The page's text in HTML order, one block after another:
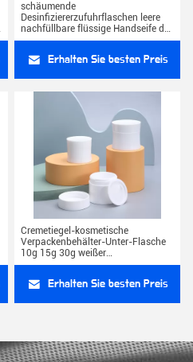
schäumende
Desinfiziererzufuhrflaschen leere
nachfüllbare flüssige Handseife der
Hand 15oz
Erhalten Sie besten Preis
Cremetiegel-kosmetische
Verpackenbehälter-Unter-Flasche
10g 15g 30g weißer
Plastikgesichtswasser-pp.
Erhalten Sie besten Preis